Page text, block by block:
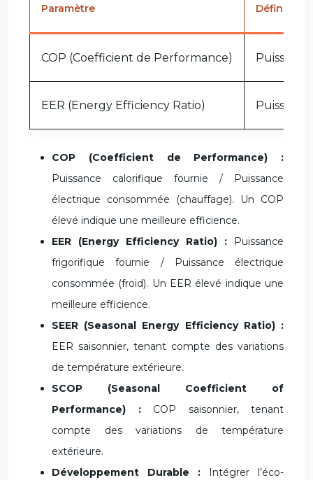
Paramètre Définition
COP (Coefficient de Performance)
EER (Energy Efficiency Ratio)
COP (Coefficient de Performance) :
Puissance calorifique fournie / Puissance
électrique consommée (chauffage). Un COP
élevé indique une meilleure efficience.
EER (Energy Efficiency Ratio) :
Puissance
frigorifique fournie / Puissance électrique
consommée (froid). Un EER élevé indique une
meilleure efficience.
SEER (Seasonal Energy Efficiency Ratio) :
EER saisonnier, tenant compte des variations
de température extérieure.
SCOP (Seasonal Coefficient of
Performance) : COP saisonnier, tenant
compte des variations de température
extérieure.
Développement Durable :
Intégrer l’éco-